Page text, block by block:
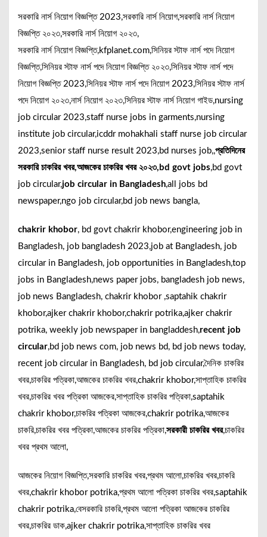
সরকারি নার্স নিয়োগ বিজ্ঞপ্তি 2023,সরকারি নার্স নিয়োগ,সরকারি নার্স নিয়োগ
বিজ্ঞপ্তি ২০২৩,সরকারি নার্স নিয়োগ ২০২৩,
সরকারি নার্স নিয়োগ বিজ্ঞপ্তি,kfplanet.com,সিনিয়র স্টাফ নার্স পদে নিয়োগ
বিজ্ঞপ্তি,সিনিয়র স্টাফ নার্স পদে নিয়োগ বিজ্ঞপ্তি ২০২৩,সিনিয়র স্টাফ নার্স পদে
নিয়োগ বিজ্ঞপ্তি 2023,সিনিয়র স্টাফ নার্স পদে নিয়োগ 2023,সিনিয়র স্টাফ নার্স
পদে নিয়োগ ২০২৩,নার্স নিয়োগ ২০২৩,সিনিয়র স্টাফ নার্স নিয়োগ গাইড,nursing
job circular 2023,staff nurse jobs in garments,nursing
institute job circular,icddr mohakhali staff nurse job circular
2023,senior staff nurse result 2023,bd nurses job,,প্রতিদিনের
সরকারি চাকরির খবর,আজকের চাকরির খবর ২০২৩,bd govt jobs,bd govt
job circular,job circular in Bangladesh,all jobs bd
newspaper,ngo job circular,bd job news bangla,
chakrir khobor, bd govt chakrir khobor,engineering job in
Bangladesh, job bangladesh 2023,job at Bangladesh, job
circular in Bangladesh, job opportunities in Bangladesh,top
jobs in Bangladesh,news paper jobs, bangladesh job news,
job news Bangladesh, chakrir khobor ,saptahik chakrir
khobor,ajker chakrir khobor,chakrir potrika,ajker chakrir
potrika, weekly job newspaper in bangladdesh,recent job
circular,bd job news com, job news bd, bd job news today,
recent job circular in Bangladesh, bd job circular,দৈনিক চাকরির
খবর,চাকরির পত্রিকা,আজকের চাকরির খবর,chakrir khobor,সাপ্তাহিক চাকরির
খবর,চাকরির খবর পত্রিকা আজকের,সাপ্তাহিক চাকরির পত্রিকা,saptahik
chakrir khobor,চাকরির পত্রিকা আজকের,chakrir potrika,আজকের
চাকরি,চাকরির খবর পত্রিকা,আজকের চাকরির পত্রিকা,সরকারী চাকরির খবর,চাকরির
খবর প্রথম আলো,
আজকের নিয়োগ বিজ্ঞপ্তি,সরকারি চাকরির খবর,প্রথম আলো,চাকরির খবর,চাকরি
খবর,chakrir khobor potrika,প্রথম আলো পত্রিকা চাকরির খবর,saptahik
chakrir potrika,বেসরকারি চাকরি,প্রথম আলো পত্রিকা আজকের চাকরির
খবর,চাকরির ডাক,ajker chakrir potrika,সাপ্তাহিক চাকরির খবর